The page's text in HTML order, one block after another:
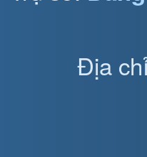
Địa